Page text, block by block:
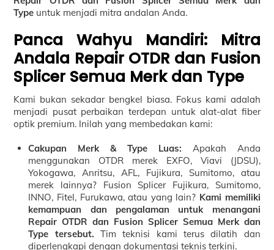
Type untuk menjadi mitra andalan Anda.
Panca Wahyu Mandiri: Mitra
Andala Repair OTDR dan Fusion
Splicer Semua Merk dan Type
Kami bukan sekadar bengkel biasa. Fokus kami adalah
menjadi pusat perbaikan terdepan untuk alat-alat fiber
optik premium. Inilah yang membedakan kami:
Cakupan Merk & Type Luas: Apakah Anda
menggunakan OTDR merek EXFO, Viavi (JDSU),
Yokogawa, Anritsu, AFL, Fujikura, Sumitomo, atau
merek lainnya? Fusion Splicer Fujikura, Sumitomo,
INNO, Fitel, Furukawa, atau yang lain? Kami memiliki
kemampuan dan pengalaman untuk menangani
Repair OTDR dan Fusion Splicer Semua Merk dan
Type tersebut. Tim teknisi kami terus dilatih dan
diperlengkapi dengan dokumentasi teknis terkini.